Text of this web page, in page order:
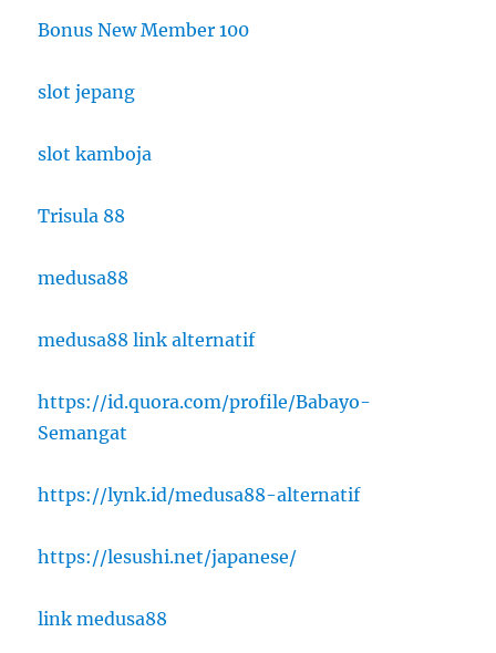
Bonus New Member 100
slot jepang
slot kamboja
Trisula 88
medusa88
medusa88 link alternatif
https://id.quora.com/profile/Babayo-
Semangat
https://lynk.id/medusa88-alternatif
https://lesushi.net/japanese/
link medusa88